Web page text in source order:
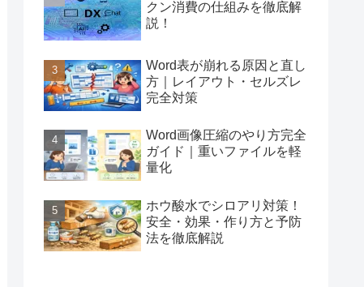
クン消費の仕組みを徹底解
説！
Word表が崩れる原因と直し
方｜レイアウト・セルズレ
完全対策
Word画像圧縮のやり方完全
ガイド｜重いファイルを軽
量化
ホウ酸水でシロアリ対策！
安全・効果・作り方と予防
法を徹底解説